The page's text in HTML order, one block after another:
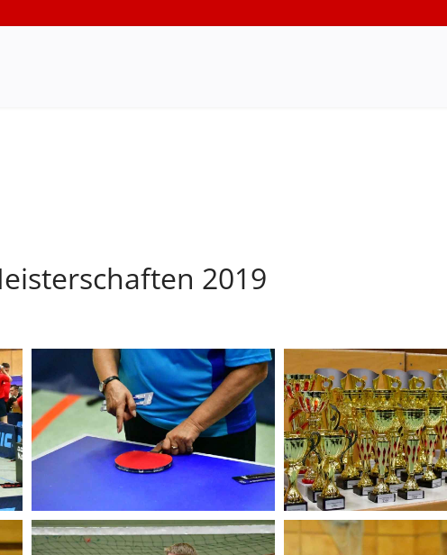
2019